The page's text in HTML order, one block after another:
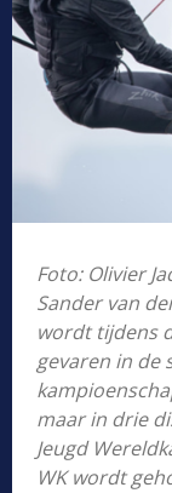
Foto: Olivier
Sander van
wordt tijdens
gevaren in de
maar in drie
Jeugd
WK wordt